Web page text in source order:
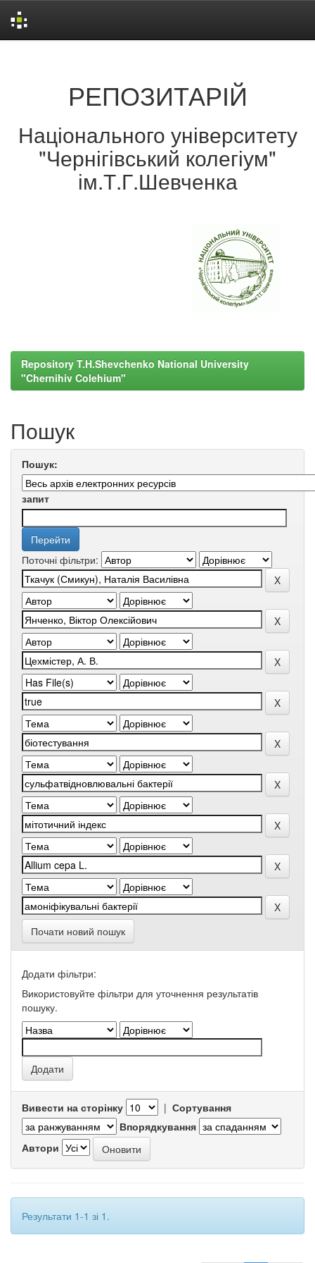
РЕПОЗИТАРІЙ
Національного університету
"Чернігівський колегіум"
ім.Т.Г.Шевченка
Repository T.H.Shevchenko National University
"Chernihiv Colehium"
Пошук
Пошук:
запит
Поточні фільтри:
Почати новий пошук
Додати фільтри:
Використовуйте фільтри для уточнення результатів
пошуку.
Вивести на сторінку | Сортування
Впорядкування
Автори
Результати 1-1 зі 1.